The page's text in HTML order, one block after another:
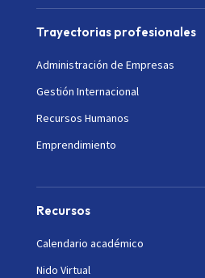
Trayectorias profesionales
Administración de Empresas
Gestión Internacional
Recursos Humanos
Emprendimiento
Recursos
Calendario académico
Nido Virtual